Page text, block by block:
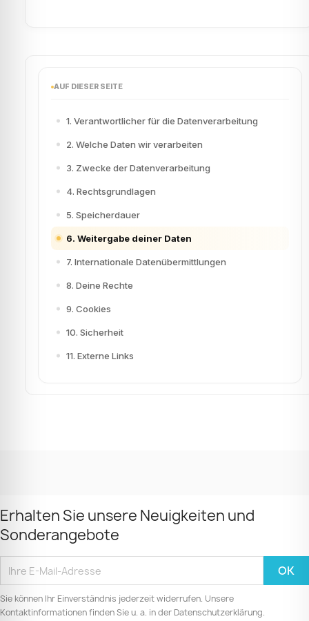
AUF DIESER SEITE
1. Verantwortlicher für die Datenverarbeitung
2. Welche Daten wir verarbeiten
3. Zwecke der Datenverarbeitung
4. Rechtsgrundlagen
5. Speicherdauer
6. Weitergabe deiner Daten
7. Internationale Datenübermittlungen
8. Deine Rechte
9. Cookies
10. Sicherheit
11. Externe Links
Erhalten Sie unsere Neuigkeiten und
Sonderangebote
Sie können Ihr Einverständnis jederzeit widerrufen. Unsere
Kontaktinformationen finden Sie u. a. in der Datenschutzerklärung.